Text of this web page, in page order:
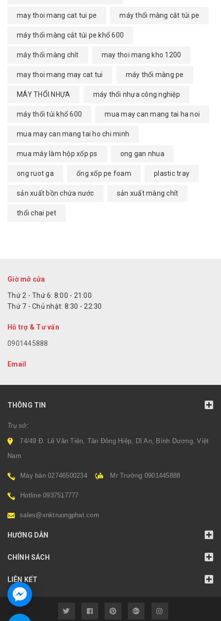
may thoi mang cat tui pe máy thổi màng cắt túi pe
máy thổi màng cắt túi pe khổ 600
máy thổi màng chít may thoi mang kho 1200
may thoi mang may cat tui máy thổi màng pe
MÁY THỔI NHỰA máy thổi nhựa công nghiệp
máy thổi túi khổ 600 mua may can mang tai ha noi
mua may can mang tai ho chi minh
mua máy làm hộp xốp ps ong gan nhua
ong ruot ga ống xốp pe foam plastic tray
sản xuất bồn chứa nước sản xuất màng chít
thổi chai pet
Giờ mở cửa
Thứ 2 - Thứ 6: 8:00 - 21:00
Thứ 7 - Chủ nhật: 8:30 - 22:30
Hỗ trợ & Tư vấn
0901445888
Email
THÔNG TIN
Trụ sở:
74/49 Đ. Lê Văn Tiên, Tân Đông Hiệp, Dĩ An, Bình Dương, Việt
Nam
Máy bàn 02746500234 Mr Trường 0901445888
Hotline 0937517777
sales@xnktruongphat.com
HƯỚNG DẪN
CHÍNH SÁCH
LIÊN KẾT